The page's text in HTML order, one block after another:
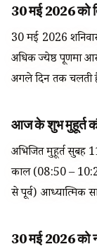
30 मई 2026 को
30 मई 2026
अधिक ज्येष्ठ पूर्णिमा
अगले दिन तक चलती
आज के शुभ मुहूर्त
अभिजित मुहूर्त सुबह
काल (08:50 –
से पूर्व) आध्यात्मिक
30 मई 2026 को